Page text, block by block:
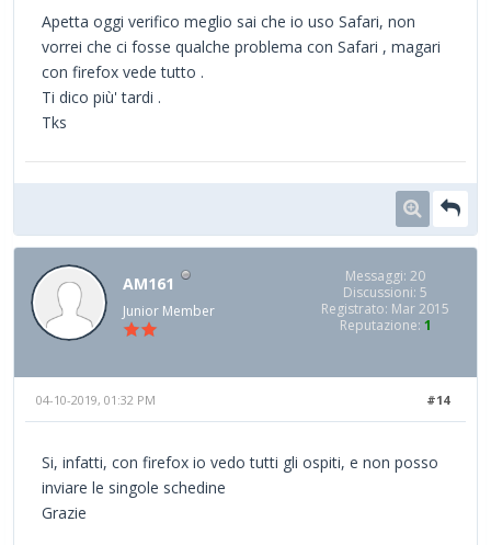
Apetta oggi verifico meglio sai che io uso Safari, non
vorrei che ci fosse qualche problema con Safari , magari
con firefox vede tutto .
Ti dico più' tardi .
Tks
AM161
Junior Member
Messaggi: 20
Discussioni: 5
Registrato: Mar 2015
Reputazione: 1
#14
04-10-2019, 01:32 PM
Si, infatti, con firefox io vedo tutti gli ospiti, e non posso
inviare le singole schedine
Grazie